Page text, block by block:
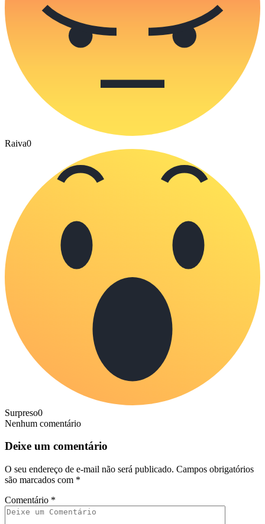
Raiva0
Surpreso0
Nenhum comentário
Deixe um comentário
O seu endereço de e-mail não será publicado. Campos obrigatórios
são marcados com *
Comentário *